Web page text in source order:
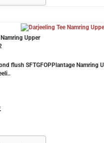
Upper
flush SFTGFOPPlantage Namring